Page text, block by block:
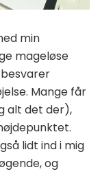
min
mageløse
Mange får
alt det der),
lidt ind i mig
og